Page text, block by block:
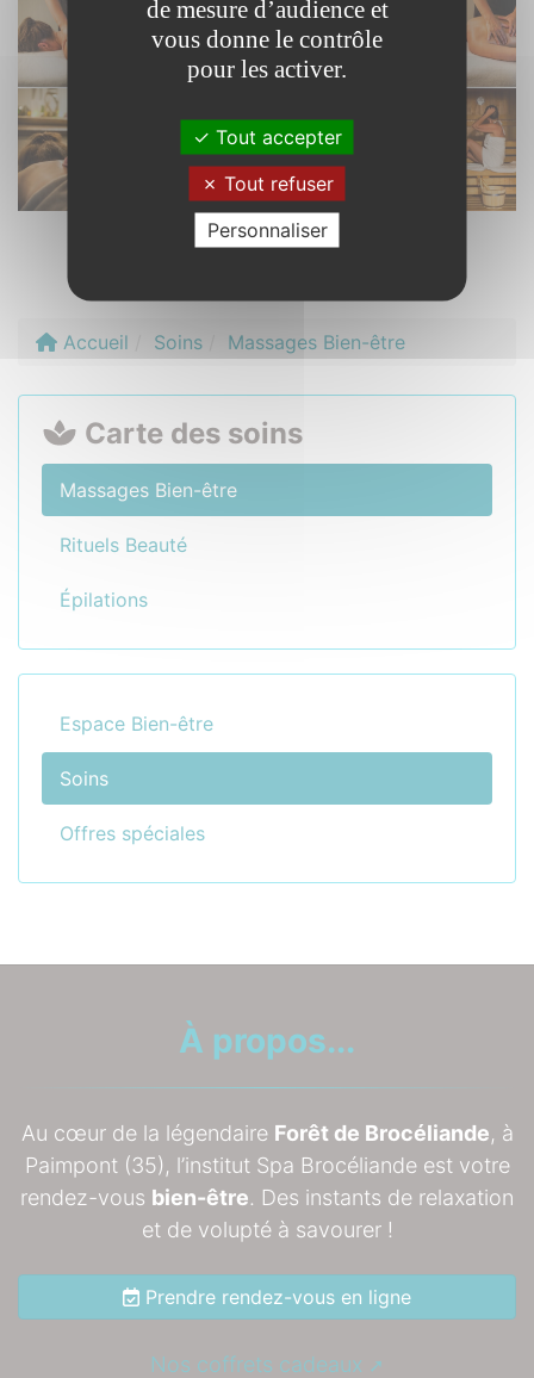
Massages Bien-être au Spa du Relais de Brocéliande
Photo Christelle Capitaine
Accueil Soins Massages Bien-être
Carte des soins
Massages Bien-être
Rituels Beauté
Épilations
Espace Bien-être
Soins
Offres spéciales
À propos...
Au cœur de la légendaire Forêt de Brocéliande, à
Paimpont (35), l’institut Spa Brocéliande est votre
rendez-vous bien-être. Des instants de relaxation
et de volupté à savourer !
Prendre rendez-vous en ligne
Nos coffrets cadeaux
de mesure d’audience et
vous donne le contrôle
pour les activer.
Tout accepter
Tout refuser
Personnaliser